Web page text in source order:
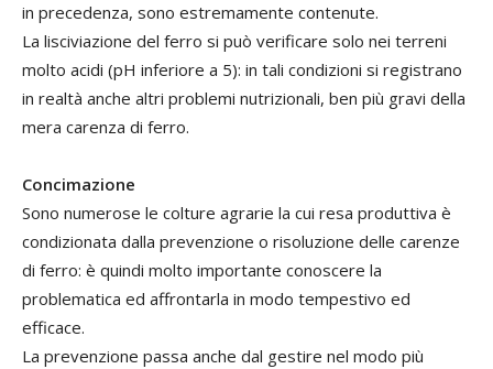
in precedenza, sono estremamente contenute.
La lisciviazione del ferro si può verificare solo nei terreni
molto acidi (pH inferiore a 5): in tali condizioni si registrano
in realtà anche altri problemi nutrizionali, ben più gravi della
mera carenza di ferro.
Concimazione
Sono numerose le colture agrarie la cui resa produttiva è
condizionata dalla prevenzione o risoluzione delle carenze
di ferro: è quindi molto importante conoscere la
problematica ed affrontarla in modo tempestivo ed
efficace.
La prevenzione passa anche dal gestire nel modo più